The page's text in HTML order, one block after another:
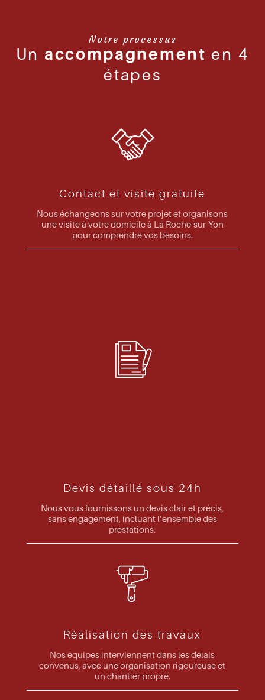
Notre processus
Un accompagnement en 4
étapes
Contact et visite gratuite
Nous échangeons sur votre projet et organisons
une visite à votre domicile à La Roche-sur-Yon
pour comprendre vos besoins.
Devis détaillé sous 24h
Nous vous fournissons un devis clair et précis,
sans engagement, incluant l’ensemble des
prestations.
Réalisation des travaux
Nos équipes interviennent dans les délais
convenus, avec une organisation rigoureuse et
un chantier propre.